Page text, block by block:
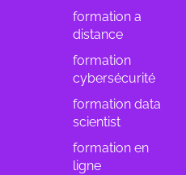
formation a
distance
formation
cybersécurité
formation data
scientist
formation en
ligne